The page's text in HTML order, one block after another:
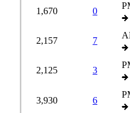
0
1,670
7
2,157
3
2,125
6
3,930